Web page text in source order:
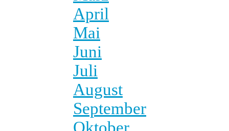
April
Mai
Juni
Juli
August
September